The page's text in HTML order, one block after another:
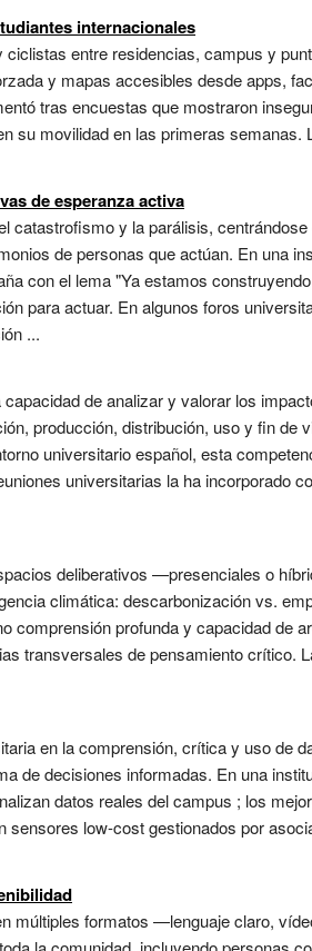
internacionales
ciclistas entre residencias, campus y
y mapas accesibles desde apps,
tras encuestas que mostraron
su movilidad en las primeras
de esperanza activa
catastrofismo y la parálisis,
de personas que actúan. En una
con el lema "Ya estamos
para actuar. En algunos foros
...
de analizar y valorar los
producción, distribución, uso y fin de
universitario español, esta
universitarias la ha incorporado
deliberativos —presenciales o
climática: descarbonización vs.
comprensión profunda y capacidad de
transversales de pensamiento crítico.
en la comprensión, crítica y uso de
de decisiones informadas. En una
datos reales del campus ; los
sensores low-cost gestionados por
múltiples formatos —lenguaje claro,